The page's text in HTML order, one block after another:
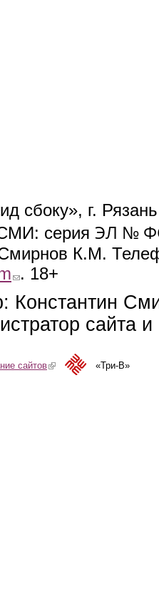
сбоку», г.
серия ЭЛ №
К.М.
(link sends e-mail)
. 18+
Константин
сайта
сайтов(link is external)«Три-В»